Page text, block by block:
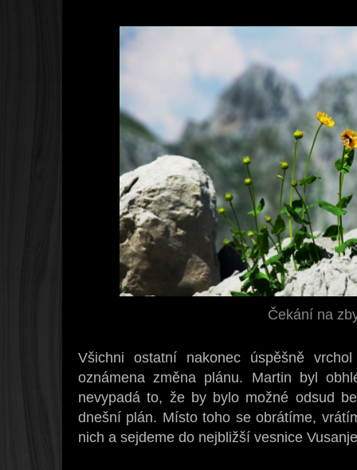
Čekání na
Všichni ostatní nakonec úspěšně
oznámena změna plánu. Martin byl
nevypadá to, že by bylo možné odsud
dnešní plán. Místo toho se obrátíme,
nich a sejdeme do nejbližší vesnice